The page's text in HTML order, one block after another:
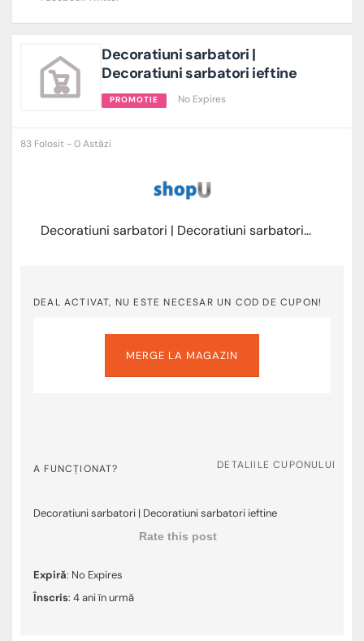
Decoratiuni sarbatori |
Decoratiuni sarbatori ieftine
PROMOTIE No Expires
83 Folosit - 0 Astăzi
Decoratiuni sarbatori | Decoratiuni sarbatori ieftine
DEAL ACTIVAT, NU ESTE NECESAR UN COD DE CUPON!
MERGE LA MAGAZIN
A FUNCȚIONAT? DETALIILE CUPONULUI
Decoratiuni sarbatori | Decoratiuni sarbatori ieftine
Rate this post
Expiră: No Expires
Înscris: 4 ani în urmă